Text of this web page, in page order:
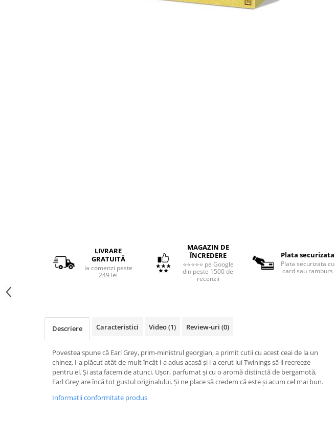
LIVRARE
GRATUITĂ
la comenzi peste
249 lei
MAGAZIN DE
ÎNCREDERE
⭐⭐⭐⭐⭐ pe Google
din peste 1500 de
recenzii
Plata securizata
Plata securizata cu
card sau ramburs
Descriere Caracteristici Video(1) Review-uri (0)
Povestea spune că Earl Grey, prim-ministrul georgian, a primit cutii cu acest ceai de la un
chinez. I-a plăcut atât de mult încât l-a adus acasă și i-a cerut lui Twinings să il recreeze
pentru el. Și asta facem de atunci. Ușor, parfumat și cu o aromă distinctă de bergamotă,
Earl Grey are încă tot gustul originalului. Și ne place să credem că este și acum cel mai bun.
Informatii conformitate produs